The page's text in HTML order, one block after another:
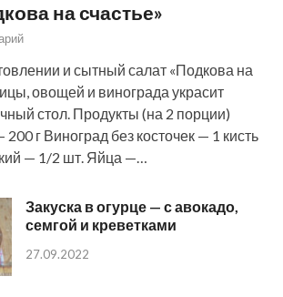
на счастье»
и сытный салат «Подкова на
овощей и винограда украсит
стол. Продукты (на 2 порции)
г Виноград без косточек — 1 кисть
— 1/2 шт. Яйца —…
Закуска в огурце — с авокадо,
семгой и креветками
27.09.2022